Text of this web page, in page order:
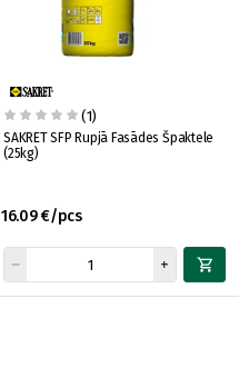
(1)
SAKRET SFP Rupjā Fasādes Špaktele
(25kg)
16.09 €/pcs